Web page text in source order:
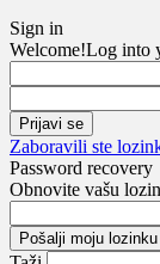
Sign in
Welcome!Log into
Zaboravili ste
Password recovery
Obnovite vašu